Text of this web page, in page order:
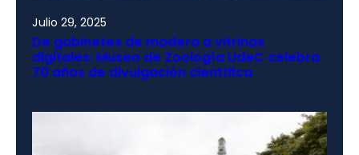
Julio 29, 2025
De gabinetes de madera a vitrinas
digitales: Museo de Zoología UdeC celebra
70 años de divulgación científica